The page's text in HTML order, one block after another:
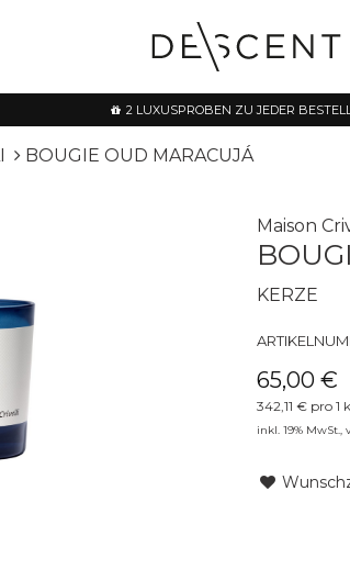
2 LUXUSPROBEN ZU JEDER
BOUGIE OUD MARACUJÁ
Maison
KERZE
65,00 €
342,11 € pro 1
inkl. 19% MwSt.,